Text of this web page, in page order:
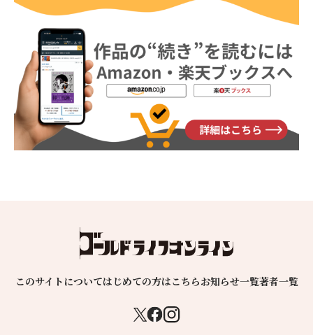
このサイトについてはじめての方はこちらお知らせ一覧著者一覧